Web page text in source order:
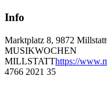
Info
Marktplatz 8, 9872 Millstatt
MUSIKWOCHEN
MILLSTATThttps://
4766 2021 35